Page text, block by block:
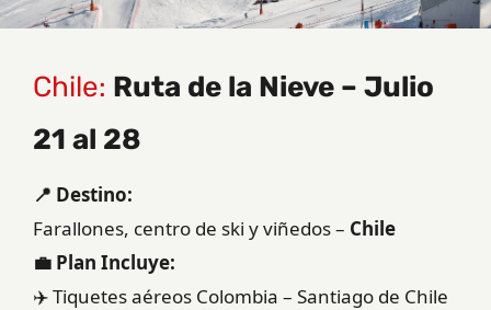
Chile: Ruta de la Nieve – Julio
21 al 28
📍 Destino:
Farallones, centro de ski y viñedos – Chile
💼 Plan Incluye:
✈️ Tiquetes aéreos Colombia – Santiago de Chile